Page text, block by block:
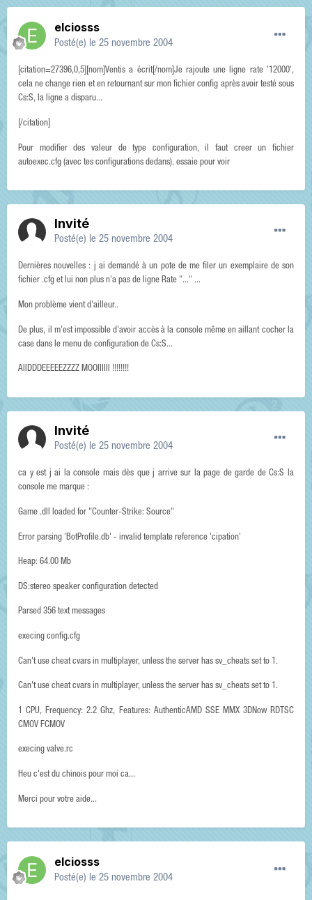
elciosss
Posté(e) le 25 novembre 2004
[citation=27396,0,5][nom]Ventis a écrit[/nom]Je rajoute une ligne rate '12000',
cela ne change rien et en retournant sur mon fichier config après avoir testé sous
Cs:S, la ligne a disparu...
[/citation]
Pour modifier des valeur de type configuration, il faut creer un fichier
autoexec.cfg (avec tes configurations dedans). essaie pour voir
Invité
Posté(e) le 25 novembre 2004
Dernières nouvelles : j ai demandé à un pote de me filer un exemplaire de son
fichier .cfg et lui non plus n'a pas de ligne Rate "..." ...
Mon problème vient d'ailleur..
De plus, il m'est impossible d'avoir accès à la console même en aillant cocher la
case dans le menu de configuration de Cs:S...
AIIDDDEEEEEZZZZ MOOIIIIII !!!!!!!!
Invité
Posté(e) le 25 novembre 2004
ca y est j ai la console mais dès que j arrive sur la page de garde de Cs:S la
console me marque :
Game .dll loaded for "Counter-Strike: Source"
Error parsing 'BotProfile.db' - invalid template reference 'cipation'
Heap: 64.00 Mb
DS:stereo speaker configuration detected
Parsed 356 text messages
execing config.cfg
Can't use cheat cvars in multiplayer, unless the server has sv_cheats set to 1.
Can't use cheat cvars in multiplayer, unless the server has sv_cheats set to 1.
1 CPU, Frequency: 2.2 Ghz, Features: AuthenticAMD SSE MMX 3DNow RDTSC
CMOV FCMOV
execing valve.rc
Heu c'est du chinois pour moi ca...
Merci pour votre aide...
elciosss
Posté(e) le 25 novembre 2004